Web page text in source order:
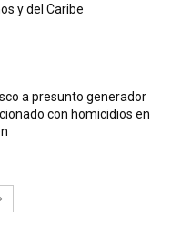
y del Caribe
a presunto generador
con homicidios en